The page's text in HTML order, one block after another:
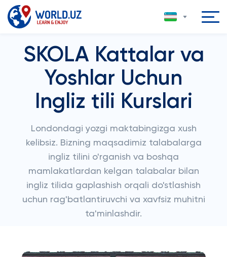
SKOLA Kattalar va
Yoshlar Uchun
Ingliz tili Kurslari
Londondagi yozgi maktabingizga xush
kelibsiz. Bizning maqsadimiz talabalarga
ingliz tilini o'rganish va boshqa
mamlakatlardan kelgan talabalar bilan
ingliz tilida gaplashish orqali do'stlashish
uchun rag'batlantiruvchi va xavfsiz muhitni
ta'minlashdir.